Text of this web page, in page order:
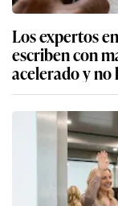
Los expertos
escriben con
acelerado y no